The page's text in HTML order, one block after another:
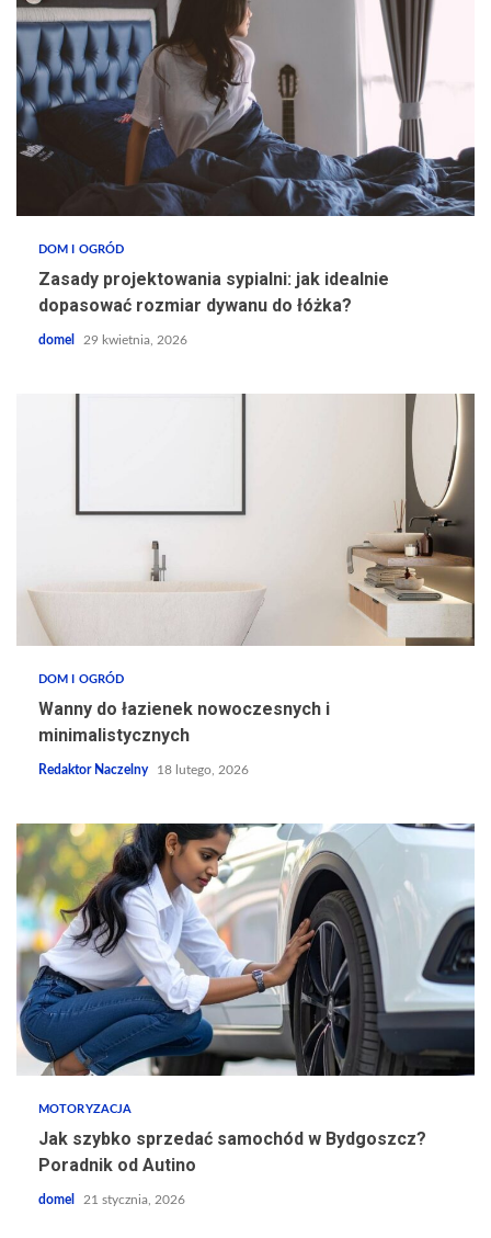
DOM I OGRÓD
Zasady projektowania sypialni: jak idealnie
dopasować rozmiar dywanu do łóżka?
domel 29 kwietnia, 2026
DOM I OGRÓD
Wanny do łazienek nowoczesnych i
minimalistycznych
Redaktor Naczelny 18 lutego, 2026
MOTORYZACJA
Jak szybko sprzedać samochód w Bydgoszcz?
Poradnik od Autino
domel 21 stycznia, 2026